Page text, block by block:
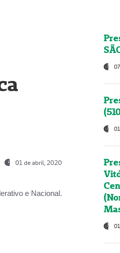
01 de abril, 2020
e Nacional.